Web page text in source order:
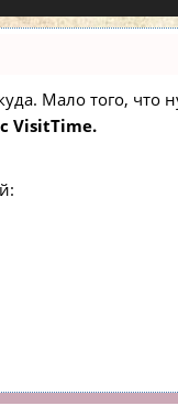
Мало того,
VisitTime.